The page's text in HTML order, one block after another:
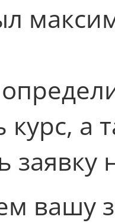
курс, а
заявку
вашу